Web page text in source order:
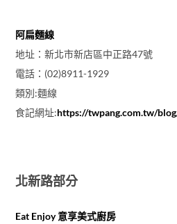
阿扁麵線
地址：新北市新店區中正路47號
電話：(02)8911-1929
類別:麵線
食記網址:https://twpang.com.tw/
北新路部分
Eat Enjoy 意享美式廚房